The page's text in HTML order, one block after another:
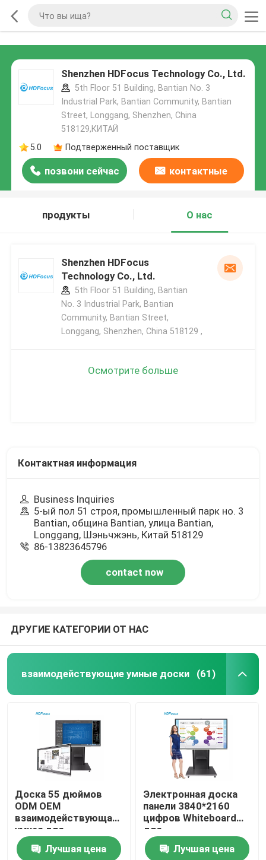
Shenzhen HDFocus Technology Co., Ltd.
5th Floor 51 Building, Bantian No. 3
Industrial Park, Bantian Community, Bantian
Street, Longgang, Shenzhen, China
518129,КИТАЙ
5.0
Подтверженный поставщик
позвони сейчас контактные
продукты
О нас
Shenzhen HDFocus
Technology Co., Ltd.
5th Floor 51 Building, Bantian
No. 3 Industrial Park, Bantian
Community, Bantian Street,
Longgang, Shenzhen, China 518129 ,
Осмотрите больше
Контактная информация
Business Inquiries
5-ый пол 51 строя, промышленный парк но. 3
Bantian, община Bantian, улица Bantian,
Longgang, Шэньчжэнь, Китай 518129
86-13823645796
contact now
ДРУГИЕ КАТЕГОРИИ ОТ НАС
взаимодействующие умные доски (61)
Доска 55 дюймов
ODM OEM
взаимодействующая
умная для
преподавательства
касания школы
Лучшая цена
Электронная доска
панели 3840*2160
цифров Whiteboard
для
преподавательства
Лучшая цена